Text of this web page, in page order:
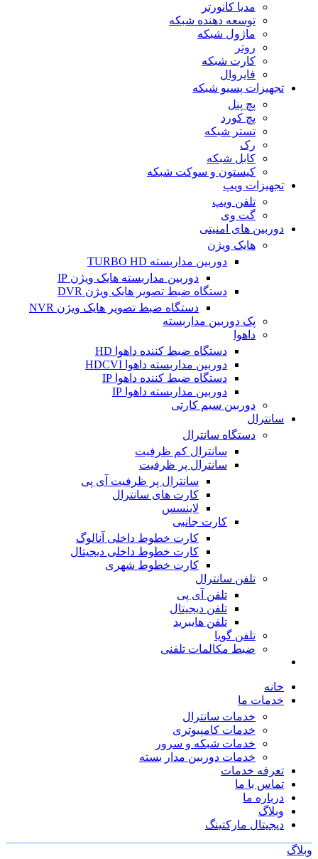
مدیا کانورتر
توسعه دهنده شبکه
ماژول شبکه
روتر
کارت شبکه
فایروال
تجهیزات پسیو شبکه
پچ پنل
پچ کورد
تستر شبکه
رک
کابل شبکه
کیستون و سوکت شبکه
تجهیزات ویپ
تلفن ویپ
گت وی
دوربین های امنیتی
هایک ویژن
دوربین مداربسته TURBO HD
دوربین مداربسته هایک ویژن IP
دستگاه ضبط تصویر هایک ویژن DVR
دستگاه ضبط تصویر هایک ویژن NVR
پک دوربین مداربسته
داهوا
دستگاه ضبط کننده داهوا HD
دوربین مداربسته داهوا HDCVI
دستگاه ضبط کننده داهوا IP
دوربین مداربسته داهوا IP
دوربین سیم کارتی
سانترال
دستگاه سانترال
سانترال کم ظرفیت
سانترال پر ظرفیت
سانترال پر ظرفیت آی پی
کارت های سانترال
لاینسس
کارت جانبی
کارت خطوط داخلی آنالوگ
کارت خطوط داخلی دیجیتال
کارت خطوط شهری
تلفن سانترال
تلفن آی پی
تلفن دیجیتال
تلفن هایبرید
تلفن گویا
ضبط مکالمات تلفنی
خانه
خدمات ما
خدمات سانترال
خدمات کامپیوتری
خدمات شبکه و سرور
خدمات دوربین مدار بسته
تعرفه خدمات
تماس با ما
درباره ما
وبلاگ
دیجیتال مارکتینگ
وبلاگ